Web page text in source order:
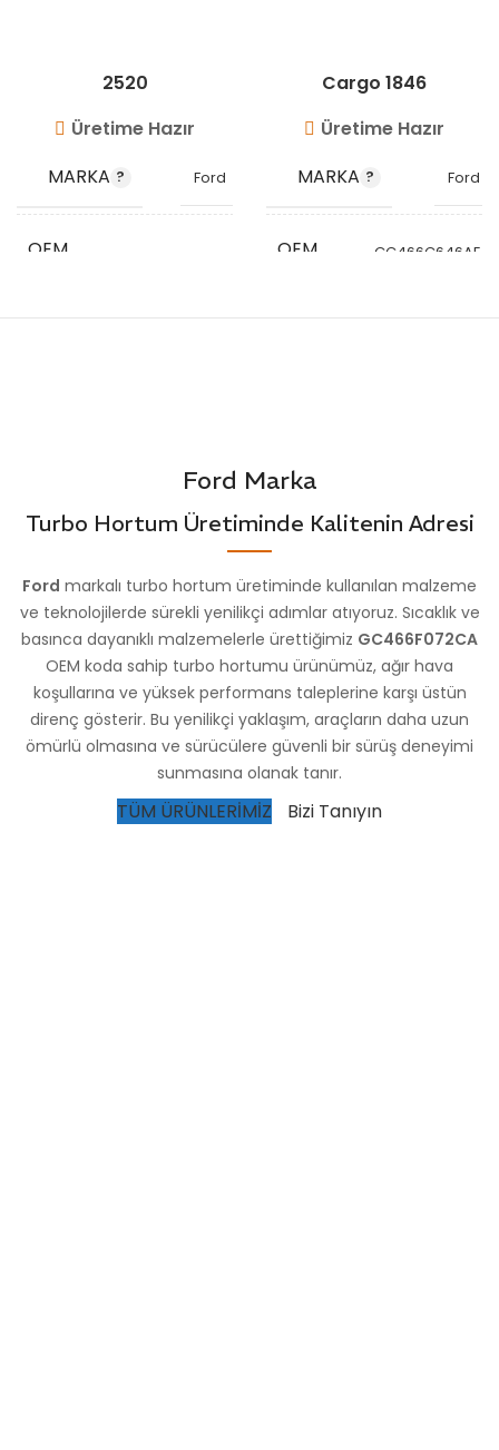
2520
Üretime Hazır
MARKA
Ford
OEM
Cargo 1846
Üretime Hazır
MARKA
Ford
OEM
GC466C646AE
Ford Marka
Turbo Hortum Üretiminde Kalitenin Adresi
Ford markalı turbo hortum üretiminde kullanılan malzeme
ve teknolojilerde sürekli yenilikçi adımlar atıyoruz. Sıcaklık ve
basınca dayanıklı malzemelerle ürettiğimiz GC466F072CA
OEM koda sahip turbo hortumu ürünümüz, ağır hava
koşullarına ve yüksek performans taleplerine karşı üstün
direnç gösterir. Bu yenilikçi yaklaşım, araçların daha uzun
ömürlü olmasına ve sürücülere güvenli bir sürüş deneyimi
sunmasına olanak tanır.
TÜM ÜRÜNLERİMİZ Bizi Tanıyın